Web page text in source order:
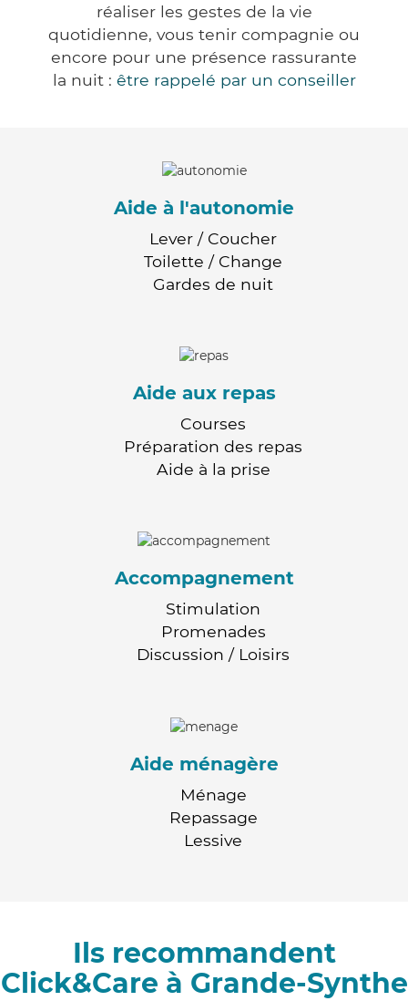
réaliser les gestes de la vie
quotidienne, vous tenir compagnie ou
encore pour une présence rassurante
la nuit : être rappelé par un conseiller
Aide à l'autonomie
Lever / Coucher
Toilette / Change
Gardes de nuit
Aide aux repas
Courses
Préparation des repas
Aide à la prise
Accompagnement
Stimulation
Promenades
Discussion / Loisirs
Aide ménagère
Ménage
Repassage
Lessive
Ils recommandent
Click&Care à Grande-Synthe